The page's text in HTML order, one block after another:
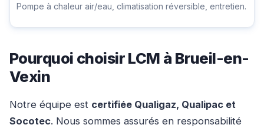
Pompe à chaleur air/eau, climatisation réversible, entretien.
Pourquoi choisir LCM à Brueil-en-
Vexin
Notre équipe est certifiée Qualigaz, Qualipac et
Socotec. Nous sommes assurés en responsabilité